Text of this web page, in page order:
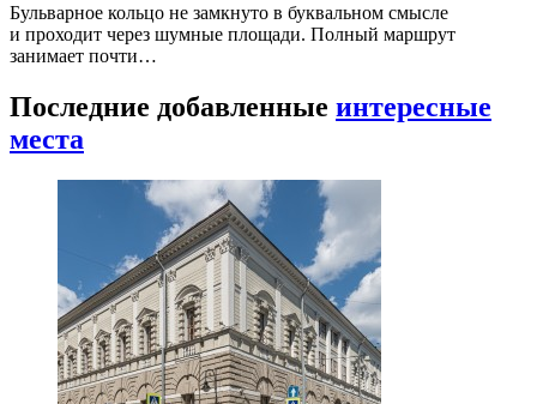
Бульварное кольцо не замкнуто в буквальном смысле
и проходит через шумные площади. Полный маршрут
занимает почти…
Последние добавленные интересные
места